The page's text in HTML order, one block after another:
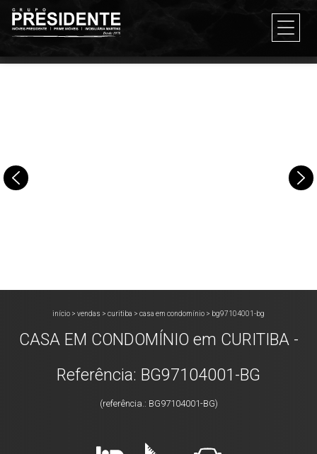
início > vendas > curitiba > casa em condomínio > bg97104001-bg
CASA EM CONDOMÍNIO em CURITIBA -
Referência: BG97104001-BG
(referência.: BG97104001-BG)